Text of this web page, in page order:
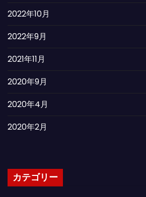
2022年10月
2022年9月
2021年11月
2020年9月
2020年4月
2020年2月
カテゴリー